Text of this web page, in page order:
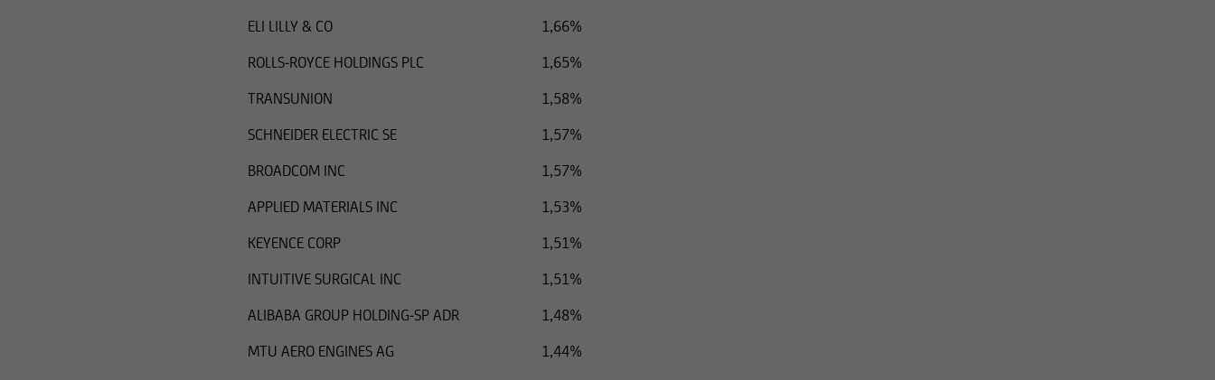
ELI LILLY & CO
1,66%
ROLLS-ROYCE HOLDINGS PLC
1,65%
TRANSUNION
1,58%
SCHNEIDER ELECTRIC SE
1,57%
BROADCOM INC
1,57%
APPLIED MATERIALS INC
1,53%
KEYENCE CORP
1,51%
INTUITIVE SURGICAL INC
1,51%
ALIBABA GROUP HOLDING-SP ADR
1,48%
MTU AERO ENGINES AG
1,44%